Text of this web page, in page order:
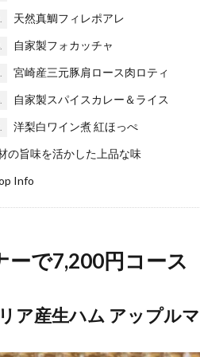
天然真鯛フィレポアレ
自家製フォカッチャ
宮崎産三元豚肩ロース肉ロティ
自家製スパイスカレー＆ライス
洋梨白ワイン煮 紅ほっぺ
の旨味を活かした上品な味
Info
ーで7,200円コース
ア産生ハム アップル